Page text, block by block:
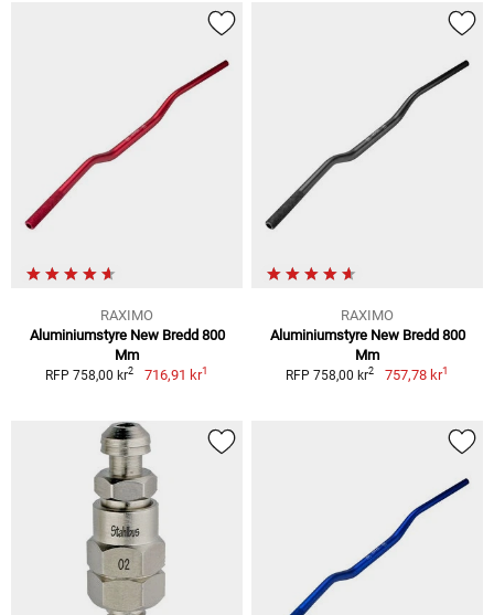
RAXIMO
Aluminiumstyre New Bredd 800
Mm
RFP 758,00 kr2 716,91 kr1
RAXIMO
Aluminiumstyre New Bredd 800
Mm
RFP 758,00 kr2 757,78 kr1